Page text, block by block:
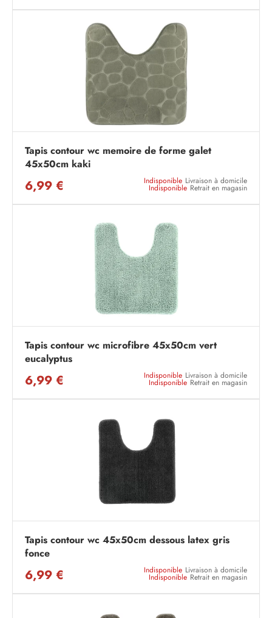
Tapis contour wc memoire de forme galet
45x50cm kaki
6,99 € Indisponible Livraison à domicile
Indisponible Retrait en magasin
Tapis contour wc microfibre 45x50cm vert
eucalyptus
6,99 € Indisponible Livraison à domicile
Indisponible Retrait en magasin
Tapis contour wc 45x50cm dessous latex gris
fonce
6,99 € Indisponible Livraison à domicile
Indisponible Retrait en magasin